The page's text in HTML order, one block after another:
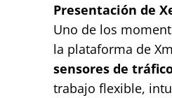
Presentación de
Uno de los
la plataforma de
sensores de
trabajo flexible,